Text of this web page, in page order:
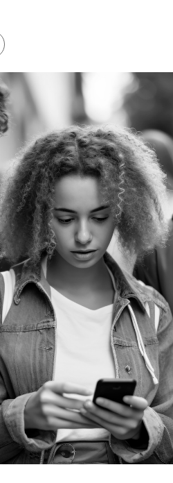
du)
bat zabalduko du)
leiho bat zabalduko du)
- (Beste leiho bat
- (Beste leiho bat
elektroniko bidez - (Beste
kopiatu - (Beste leiho bat